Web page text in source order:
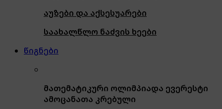
აუზები და აქსესუარები
საახალწლო ნაძვის ხეები
წიგნები
მათემატიკური ოლიმპიადა ევერესტი
ამოცანათა კრებული